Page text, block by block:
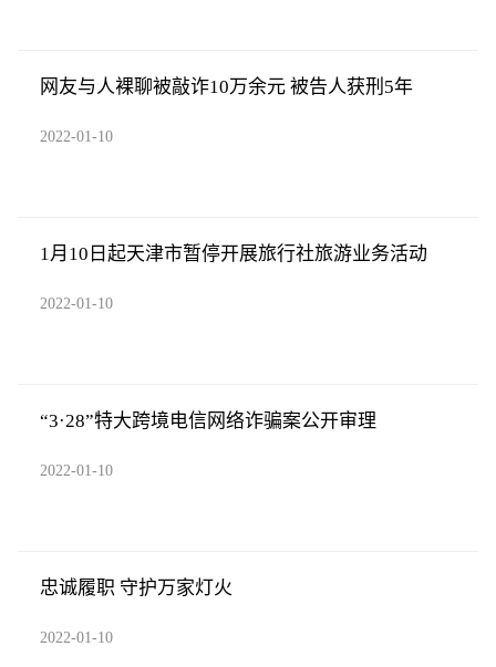
网友与人裸聊被敲诈10万余元 被告人获刑5年
2022-01-10
1月10日起天津市暂停开展旅行社旅游业务活动
2022-01-10
“3·28”特大跨境电信网络诈骗案公开审理
2022-01-10
忠诚履职 守护万家灯火
2022-01-10